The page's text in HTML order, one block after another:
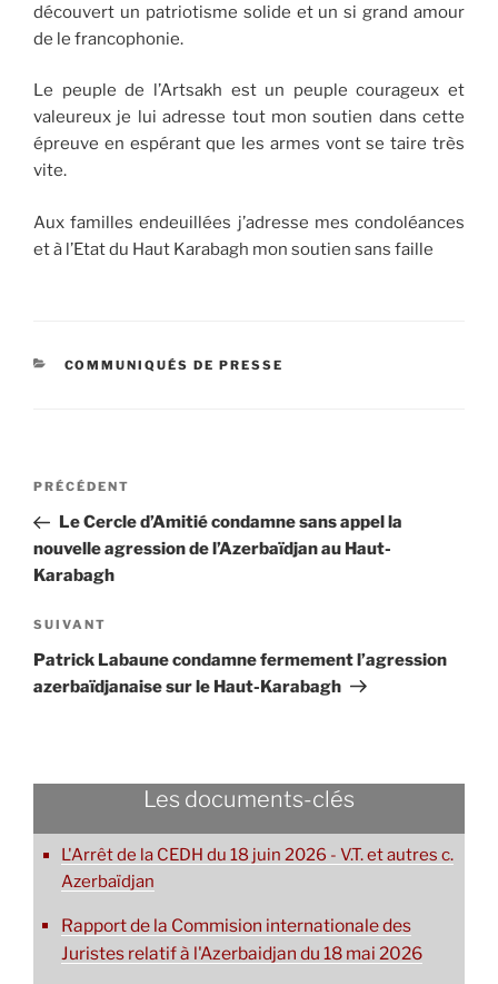
découvert un patriotisme solide et un si grand amour
de le francophonie.
Le peuple de l’Artsakh est un peuple courageux et
valeureux je lui adresse tout mon soutien dans cette
épreuve en espérant que les armes vont se taire très
vite.
Aux familles endeuillées j’adresse mes condoléances
et à l’Etat du Haut Karabagh mon soutien sans faille
CATÉGORIES
COMMUNIQUÉS DE PRESSE
Navigation
l’article
Article
précédent
PRÉCÉDENT
Le Cercle d’Amitié condamne sans appel la
nouvelle agression de l’Azerbaïdjan au Haut-
Karabagh
Article
suivant
SUIVANT
Patrick Labaune condamne fermement l’agression
azerbaïdjanaise sur le Haut-Karabagh
Les documents-clés
L'Arrêt de la CEDH du 18 juin 2026 - V.T. et autres c.
Azerbaïdjan
Rapport de la Commision internationale des
Juristes relatif à l'Azerbaidjan du 18 mai 2026